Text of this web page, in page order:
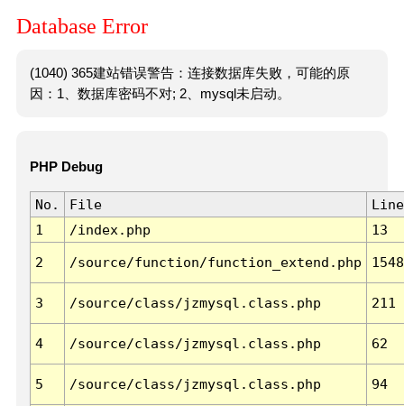
Database Error
(1040) 365建站错误警告：连接数据库失败，可能的原
因：1、数据库密码不对; 2、mysql未启动。
PHP Debug
No. File
Line
1
/index.php 13
2 /source/function/function_extend.php 1548
3 /source/class/jzmysql.class.php 211
4 /source/class/jzmysql.class.php 62
5 /source/class/jzmysql.class.php 94